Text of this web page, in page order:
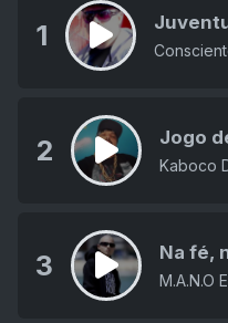
1
2 Jogo
Kaboco
3 Na fé,
M.A.N.O